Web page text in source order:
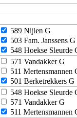
589 Nijlen G
503 Fam. Janssens G
548 Hoekse Sleurde
571 Vandakker G
511 Mertensmannen
501 Berketrekkers G
548 Hoekse Sleurde
571 Vandakker G
511 Mertensmannen